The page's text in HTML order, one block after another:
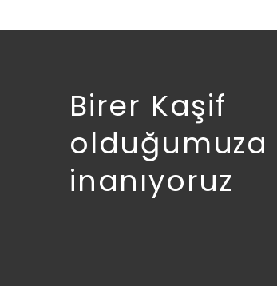
Birer Kaşif
olduğumuza
inanıyoruz